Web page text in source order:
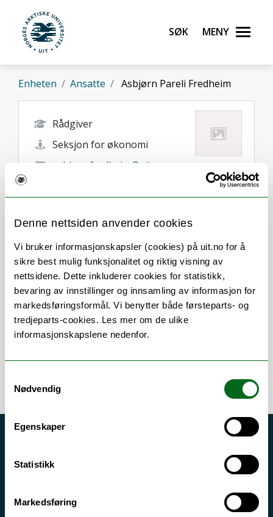
Denne nettsiden anvender cookies
Vi bruker informasjonskapsler (cookies) på uit.no for å
sikre best mulig funksjonalitet og riktig visning av
nettsidene. Dette inkluderer cookies for statistikk,
bevaring av innstillinger og innsamling av informasjon for
markedsføringsformål. Vi benytter både førsteparts- og
tredjeparts-cookies. Les mer om de ulike
informasjonskapslene nedenfor.
Nødvendig
Egenskaper
Statistikk
Markedsføring
Gå til hovedinnhold
UiT Norges arktiske universitet
Søk Meny
Enheten Ansatte Asbjørn Pareli Fredheim
Rådgiver
Seksjon for økonomi
asbjorn.fredheim@uit.no
Om Forskning og undervisning
Si ifra!
Personvern ved UiT